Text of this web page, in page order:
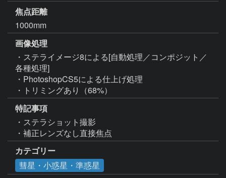
焦点距離
1000mm
画像処理
・ステライメージ8による[自動処理／コンポジット／
各種処理]
・PhotoshopCS5による仕上げ処理
・トリミングあり（68%）
特記事項
・ステラショット撮影
・補正レンズなし直接焦点
カテゴリー
彗星・小惑星・準惑星